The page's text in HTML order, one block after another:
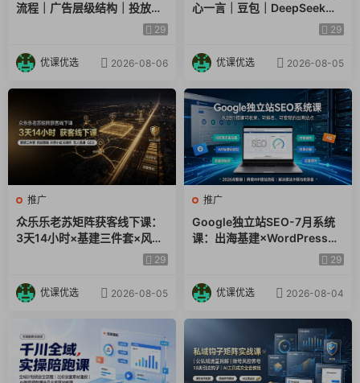
流程｜广告层级结构｜投放目
标数据指标小白全套实操教学
29
优课优选 2026-08-06
心一言｜豆包｜DeepSeek｜
AI收录抓取｜品牌电商优化全
29
优课优选 2026-08-05
推广
众乐乐老苏矩阵获客线下课：
3天14小时×基建三件套×风控
策略×抖音小红书矩阵×无人直
29
优课优选 2026-08-05
推广
Google独立站SEO-7月系统
课：出海基建×WordPress建
站×AI内容生产×站内外优化×
Search Console×AdSense
变现
29
优课优选 2026-08-04